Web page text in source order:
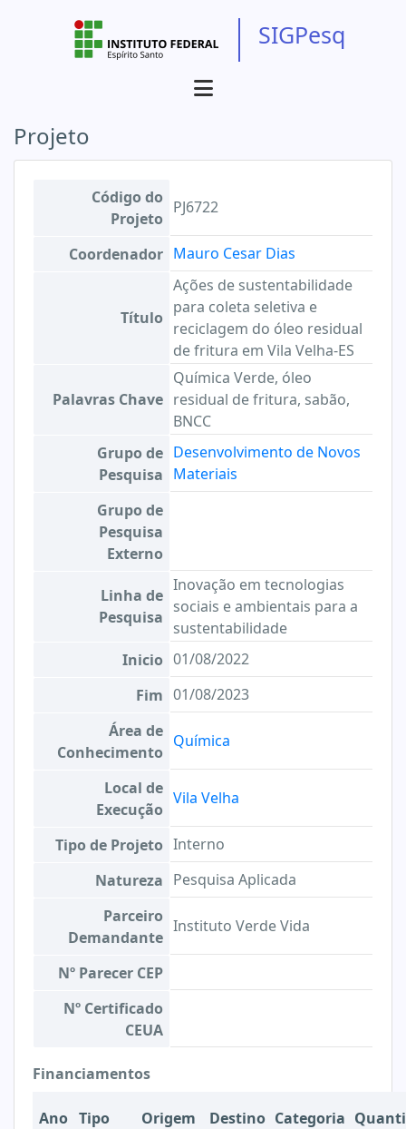
SIGPesq
Projeto
Código do
Projeto
PJ6722
Coordenador Mauro Cesar Dias
Título
Ações de sustentabilidade
para coleta seletiva e
reciclagem do óleo residual
de fritura em Vila Velha-ES
Palavras Chave
Química Verde, óleo
residual de fritura, sabão,
BNCC
Grupo de
Pesquisa
Desenvolvimento de Novos
Materiais
Grupo de
Pesquisa
Externo
Linha de
Pesquisa
Inovação em tecnologias
sociais e ambientais para a
sustentabilidade
Inicio 01/08/2022
Fim 01/08/2023
Área de
Conhecimento
Química
Local de
Execução
Vila Velha
Tipo de Projeto Interno
Natureza Pesquisa Aplicada
Parceiro
Demandante
Instituto Verde Vida
Nº Parecer CEP
Nº Certificado
CEUA
Financiamentos
Ano Tipo Origem Destino Categoria